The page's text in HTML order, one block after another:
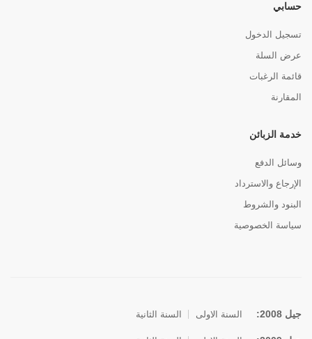
حسابي
تسجيل الدخول
عرض السلة
قائمة الرغبات
المقارنة
خدمة الزبائن
وسائل الدفع
الإرجاع والاسترداد
البنود والشروط
سياسة الخصوصية
جيل 2008: السنة الاولى السنة الثانية